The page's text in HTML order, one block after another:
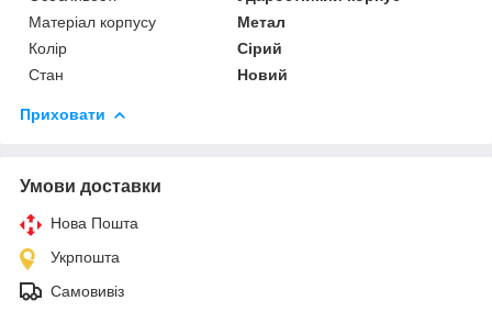
Матеріал корпусу
Метал
Колір
Сірий
Стан
Новий
Приховати
Умови доставки
Нова Пошта
Укрпошта
Самовивіз